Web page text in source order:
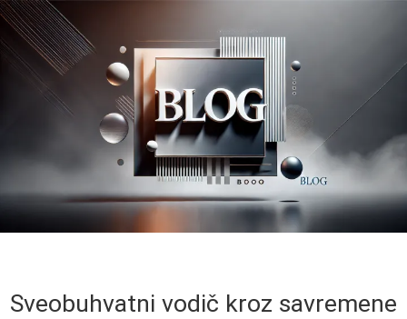
Sveobuhvatni vodič kroz savremene